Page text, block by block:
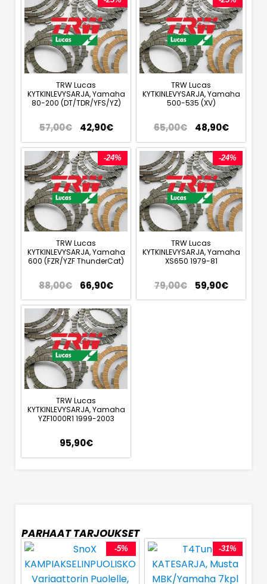
TRW Lucas
KYTKINLEVYSARJA, Yamaha
80-200 (DT/TDR/YFS/YZ)
57,00€ 42,90€
TRW Lucas
KYTKINLEVYSARJA, Yamaha
500-535 (XV)
65,00€ 48,90€
-24%
TRW Lucas
KYTKINLEVYSARJA, Yamaha
600 (FZR/YZF ThunderCat)
88,00€ 66,90€
-24%
TRW Lucas
KYTKINLEVYSARJA, Yamaha
XS650 1979-81
79,00€ 59,90€
TRW Lucas
KYTKINLEVYSARJA, Yamaha
YZF1000R1 1999-2003
95,90€
PARHAAT TARJOUKSET
-5% -31%